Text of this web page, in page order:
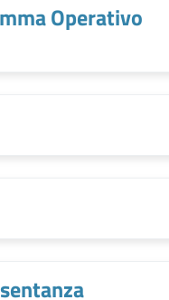
Operativo